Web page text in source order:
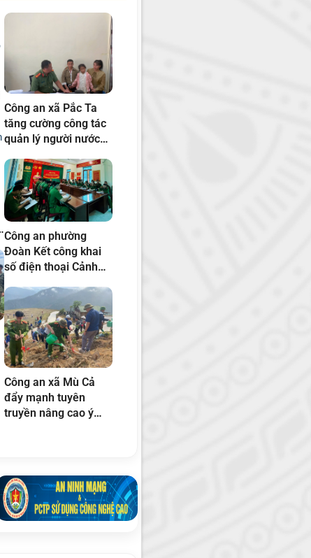
Công an xã Pắc Ta
tăng cường công tác
quản lý người nước
tạm trú
Công an phường
Đoàn Kết công khai
số điện thoại Cảnh
sát khu vực phục vụ
Nhân dân
Công an xã Mù Cả
đẩy mạnh tuyên
truyền nâng cao ý